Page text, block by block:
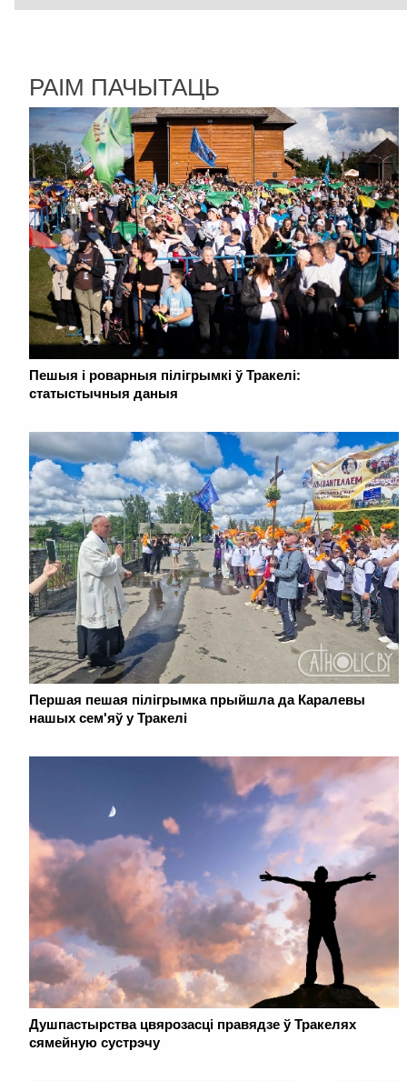
РАІМ ПАЧЫТАЦЬ
Пешыя і роварныя пілігрымкі ў Тракелі:
статыстычныя даныя
Першая пешая пілігрымка прыйшла да Каралевы
нашых сем'яў у Тракелі
Душпастырства цвярозасці правядзе ў Тракелях
сямейную сустрэчу